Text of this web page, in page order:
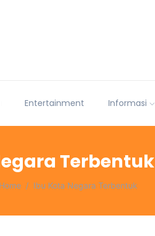
Entertainment Informasi
Terbentuk
Ibu Kota Negara Terbentuk